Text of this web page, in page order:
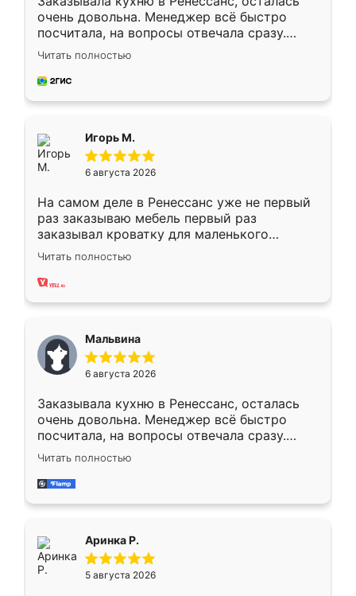
очень довольна. Менеджер всё быстро
посчитала, на вопросы отвечала сразу.
Замерщик приехал в субботу, подошёл к
делу со всей ответственностью. Собрали
за день, ребята работали аккуратно, даже
Читать полностью
Игорь М.
6 августа 2026
На самом деле в Ренессанс уже не первый
раз заказываю мебель первый раз
заказывал кроватку для маленького
ребёнка при его рождении ,во второй раз
заказал шкаф-купе. По качеству очень
хорошее сборка достаточно быстрая,
меньше, здесь же он более разнообразный.
Мне нравится ,если что-то потребуется из
мебели буду заказывать только здесь.
Читать полностью
Мальвина
6 августа 2026
Заказывала кухню в Ренессанс, осталась
очень довольна. Менеджер всё быстро
посчитала, на вопросы отвечала сразу.
Замерщик приехал в субботу, подошёл к
делу со всей ответственностью. Собрали
за день, ребята работали аккуратно, даже
Читать полностью
Аринка Р.
5 августа 2026